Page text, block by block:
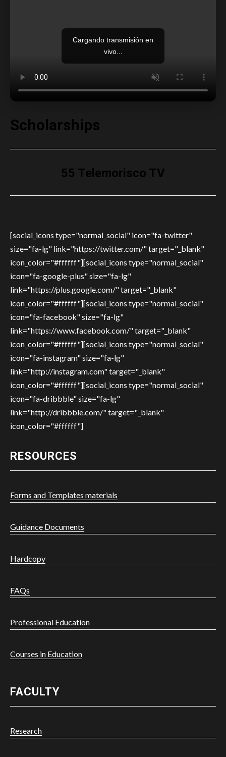
Cargando transmisión en
vivo...
Scholarships
55 Telemorisco TV
[social_icons type="normal_social" icon="fa-twitter"
size="fa-lg" link="https://twitter.com/" target="_blank"
icon_color="#ffffff"][social_icons type="normal_social"
icon="fa-google-plus" size="fa-lg"
link="https://plus.google.com/" target="_blank"
icon_color="#ffffff"][social_icons type="normal_social"
icon="fa-facebook" size="fa-lg"
link="https://www.facebook.com/" target="_blank"
icon_color="#ffffff"][social_icons type="normal_social"
icon="fa-instagram" size="fa-lg"
link="http://instagram.com" target="_blank"
icon_color="#ffffff"][social_icons type="normal_social"
icon="fa-dribbble" size="fa-lg"
link="http://dribbble.com/" target="_blank"
icon_color="#ffffff"]
RESOURCES
Forms and Templates materials
Guidance Documents
Hardcopy
FAQs
Professional Education
Courses in Education
FACULTY
Research